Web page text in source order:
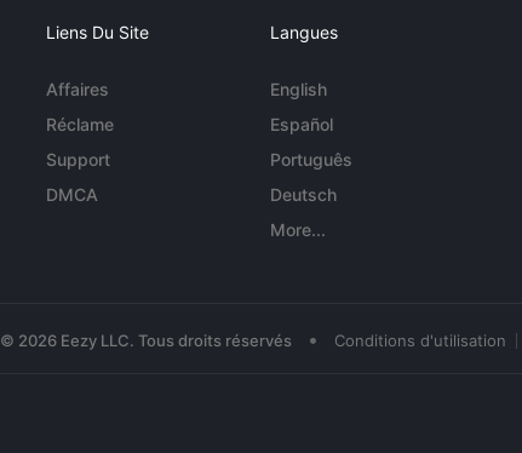
Liens Du Site
Affaires
Réclame
Support
DMCA
Langues
English
Español
Português
Deutsch
More...
© 2026 Eezy LLC. Tous droits réservés • Conditions d'utilisation